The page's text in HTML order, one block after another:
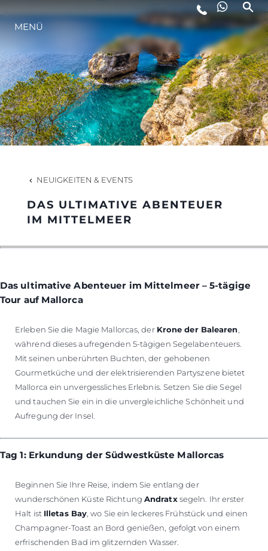
LIFESTYLE
INNOVATION
DIE FIRMA
DAS TEAM
GESCHICHTE
MENÜ
NEUIGKEITEN & EVENTS
DAS ULTIMATIVE ABENTEUER
IM MITTELMEER
Das ultimative Abenteuer im Mittelmeer – 5-tägige
Tour auf Mallorca
Erleben Sie die Magie Mallorcas, der Krone der Balearen
während dieses aufregenden 5-tägigen Segelabenteuers.
Mit seinen unberührten Buchten, der gehobenen
Gourmetküche und der elektrisierenden Partyszene bietet
Mallorca ein unvergessliches Erlebnis. Setzen Sie die Segel
und tauchen Sie ein in die unvergleichliche Schönheit und
Aufregung der Insel.
Tag 1: Erkundung der Südwestküste Mallorcas
Beginnen Sie Ihre Reise, indem Sie entlang der
wunderschönen Küste Richtung Andratxsegeln. Ihr erster
Halt ist Illetas Bay , wo Sie ein leckeres Frühstück und einen
Champagner-Toast an Bord genießen, gefolgt von einem
erfrischenden Bad im glitzernden Wasser.